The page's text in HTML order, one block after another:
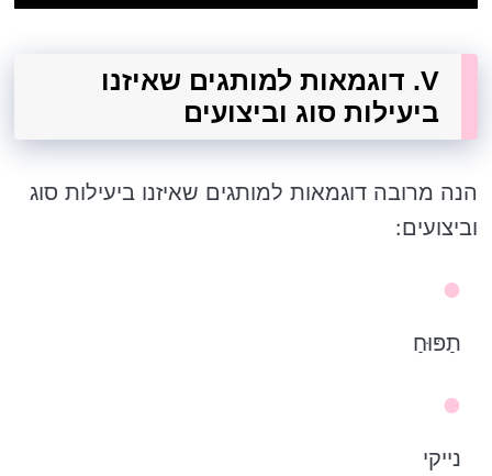
V. דוגמאות למותגים שאיזנו
ביעילות סוג וביצועים
הנה מרובה דוגמאות למותגים שאיזנו ביעילות סוג
וביצועים:
תַפּוּחַ
נייקי